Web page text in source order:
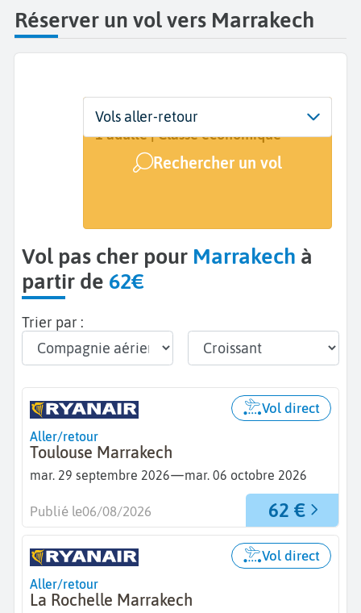
Réserver un vol vers Marrakech
Départ
De...
Dates
Dates de votre voyage
Voyageurs | Classe
1 adulte | Classe économique
Rechercher un vol
Vols aller-retour
Vol pas cher pour Marrakech à
partir de 62€
Trier par :
Aller/retour
Toulouse Marrakech
mar. 29 septembre 2026—mar. 06 octobre 2026
Vol direct
62 €
Publié le06/08/2026
Aller/retour
La Rochelle Marrakech
Vol direct